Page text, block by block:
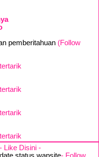
pemberitahuan (Follow
- Like Disini -